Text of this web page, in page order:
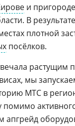
и
В
плотной
посёлков.
растущим
мы
МТС в
апгрейд